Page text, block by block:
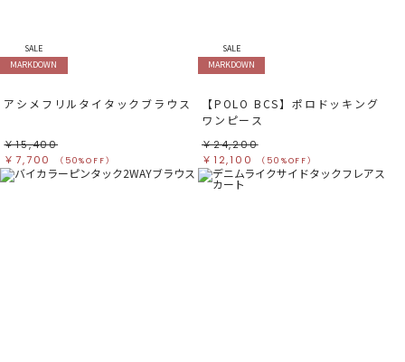
SALE
MARKDOWN
アシメフリルタイタックブラウス
￥15,400
￥7,700
（50%OFF）
SALE
MARKDOWN
【POLO BCS】ポロドッキング
ワンピース
￥24,200
￥12,100
（50%OFF）